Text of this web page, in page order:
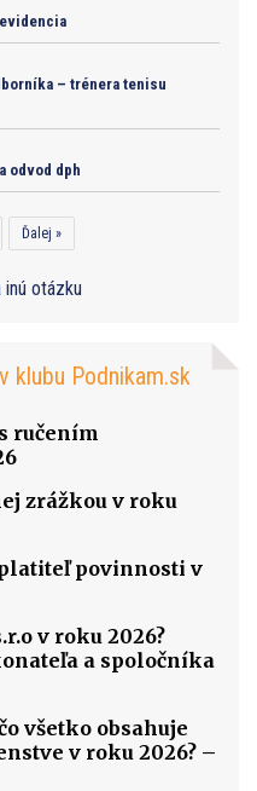
– trénera tenisu
odvod dph
Ďalej »
otázku
klubu Podnikam.sk
ručením
zrážkou v roku
povinnosti v
v roku 2026?
a spoločníka
všetko obsahuje
v roku 2026? –